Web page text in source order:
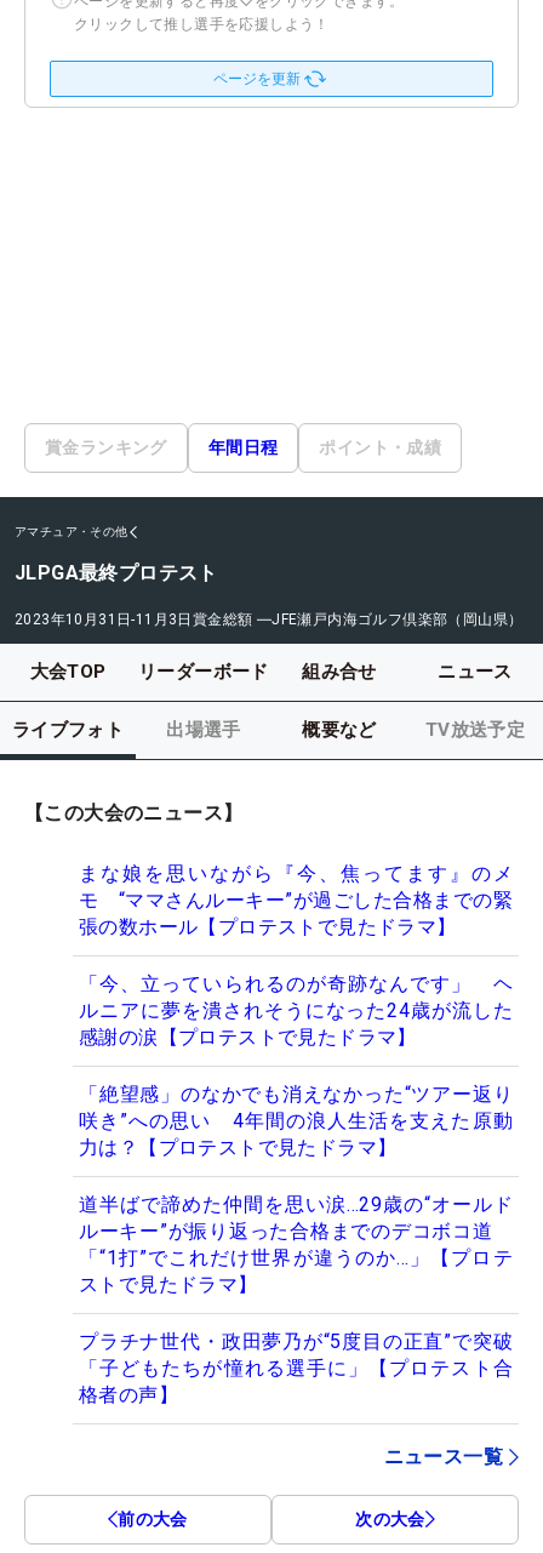
クリックして推し選手を応援しよう！
ページを更新
賞金ランキング 年間日程 ポイント・成績
アマチュア・その他
JLPGA最終プロテスト
2023年10月31日-11月3日 賞金総額 ―JFE瀬戸内海ゴルフ倶楽部（岡山県）
大会TOP リーダーボード 組み合せ ニュース
ライブフォト 出場選手 概要など TV放送予定
【この大会のニュース】
まな娘を思いながら『今、焦ってます』のメ
モ “ママさんルーキー”が過ごした合格までの緊
張の数ホール【プロテストで見たドラマ】
「今、立っていられるのが奇跡なんです」 ヘ
ルニアに夢を潰されそうになった24歳が流した
感謝の涙【プロテストで見たドラマ】
「絶望感」のなかでも消えなかった“ツアー返り
咲き”への思い 4年間の浪人生活を支えた原動
力は？【プロテストで見たドラマ】
道半ばで諦めた仲間を思い涙…29歳の“オールド
ルーキー”が振り返った合格までのデコボコ道
「“1打”でこれだけ世界が違うのか…」【プロテ
ストで見たドラマ】
プラチナ世代・政田夢乃が“5度目の正直”で突破
「子どもたちが憧れる選手に」【プロテスト合
格者の声】
ニュース一覧
前の大会 次の大会